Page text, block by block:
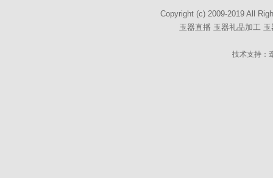
Copyright (c) 2009-2019 All
玉器直播 玉器礼品加工
技术支持：